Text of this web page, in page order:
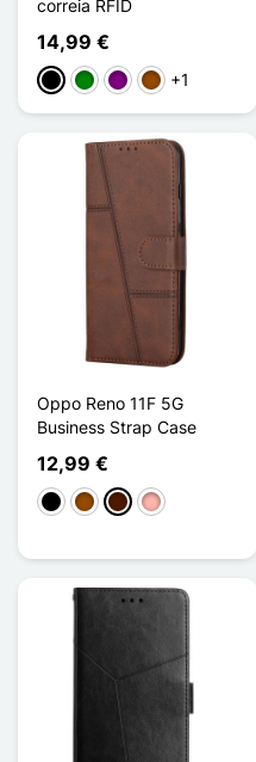
correia RFID
14,99 €
PretoVerdePúrpuraCastanho
+1
Oppo Reno 11F 5G
Business Strap Case
12,99 €
PretoCastanho
Castanho escuro
Ouro rosa